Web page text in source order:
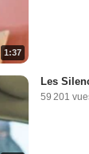
1:37
Les
59 201